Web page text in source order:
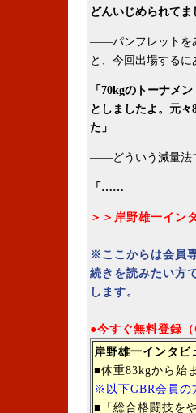
どんいじめられてま
――パンフレットを
と、今回出場するに
「70kgのトーナメ
としましたよ。元
た」
――どういう減量法
「……
＞＞岸野雄一イン
※ここからは会員
続きを読みたい方
します。
●今すぐ無料登録
岸野雄一インタビ
■体重83kgから始
※以下GBR会員の
■「総合格闘技を